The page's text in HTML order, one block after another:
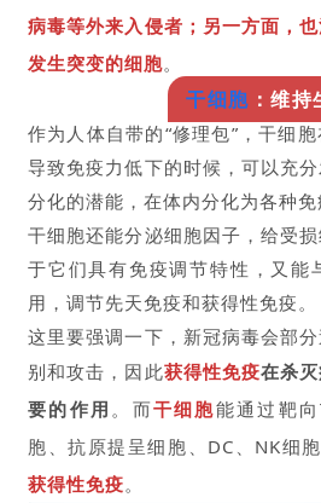
病毒等外来入侵者；另一方面，
发生突变的细胞。
干细胞 ：维
作为人体自带的“修理包”，干细
导致免疫力低下的时候，可以充
分化的潜能，在体内分化为各种免
干细胞还能分泌细胞因子，给受
于它们具有免疫调节特性，又能
用，调节先天免疫和获得性免疫。
这里要强调一下，新冠病毒会部
别和攻击，因此获得性免疫在杀
要的作用 。而干细胞能通过靶
胞、抗原提呈细胞、DC、NK细
获得性免疫。